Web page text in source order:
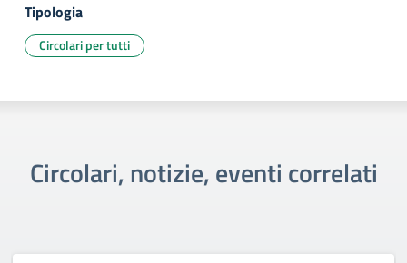
Tipologia
Circolari per tutti
Circolari, notizie, eventi correlati